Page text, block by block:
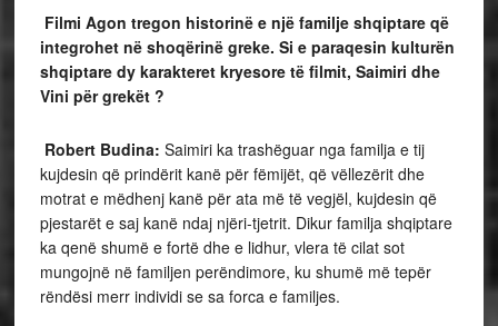
Filmi Agon tregon historinë e një familje shqiptare që
integrohet në shoqërinë greke. Si e paraqesin kulturën
shqiptare dy karakteret kryesore të filmit, Saimiri dhe
Vini për grekët ?
Robert Budina: Saimiri ka trashëguar nga familja e tij
kujdesin që prindërit kanë për fëmijët, që vëllezërit dhe
motrat e mëdhenj kanë për ata më të vegjël, kujdesin që
pjestarët e saj kanë ndaj njëri-tjetrit. Dikur familja shqiptare
ka qenë shumë e fortë dhe e lidhur, vlera të cilat sot
mungojnë në familjen perëndimore, ku shumë më tepër
rëndësi merr individi se sa forca e familjes.